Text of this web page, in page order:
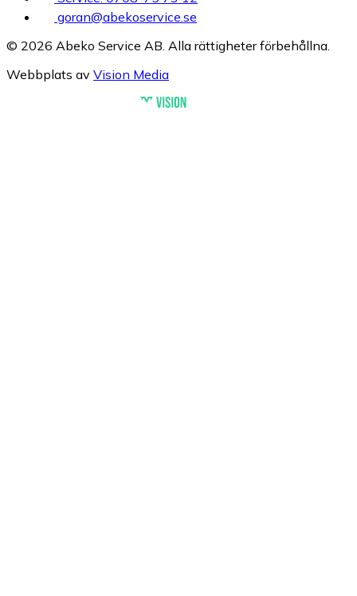
goran@abekoservice.se
© 2026 Abeko Service AB. Alla rättigheter förbehållna.
Webbplats av Vision Media